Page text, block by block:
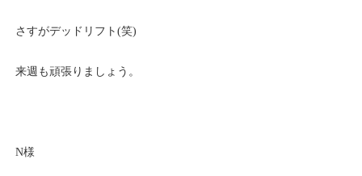
さすがデッドリフト(笑)
来週も頑張りましょう。
N様